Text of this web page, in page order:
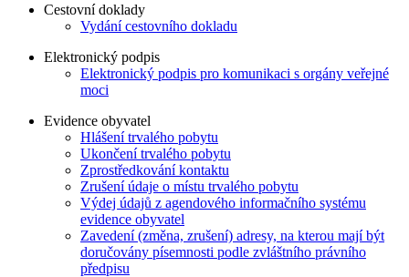
Cestovní doklady
Vydání cestovního dokladu
Elektronický podpis
Elektronický podpis pro komunikaci s orgány veřejné
moci
Evidence obyvatel
Hlášení trvalého pobytu
Ukončení trvalého pobytu
Zprostředkování kontaktu
Zrušení údaje o místu trvalého pobytu
Výdej údajů z agendového informačního systému
evidence obyvatel
Zavedení (změna, zrušení) adresy, na kterou mají být
doručovány písemnosti podle zvláštního právního
předpisu